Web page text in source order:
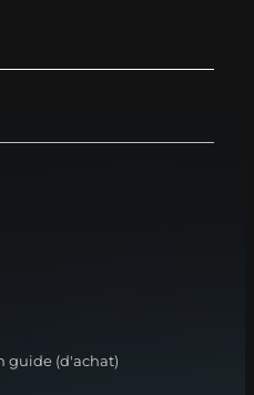
notre système
voyage…
guide (d'achat)